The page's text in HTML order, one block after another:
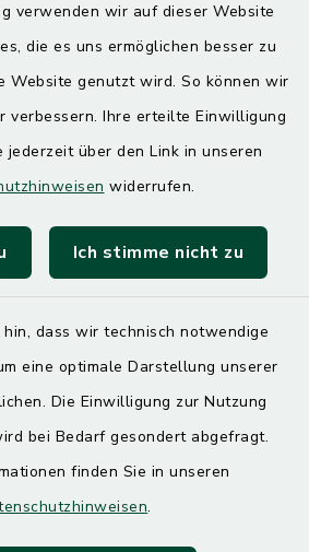
verwenden wir auf dieser Website
die es uns ermöglichen besser zu
Website genutzt wird. So können wir
verbessern. Ihre erteilte Einwilligung
jederzeit über den Link in unseren
widerrufen.
Ich stimme nicht zu
dass wir technisch notwendige
eine optimale Darstellung unserer
Die Einwilligung zur Nutzung
bei Bedarf gesondert abgefragt.
finden Sie in unseren
.